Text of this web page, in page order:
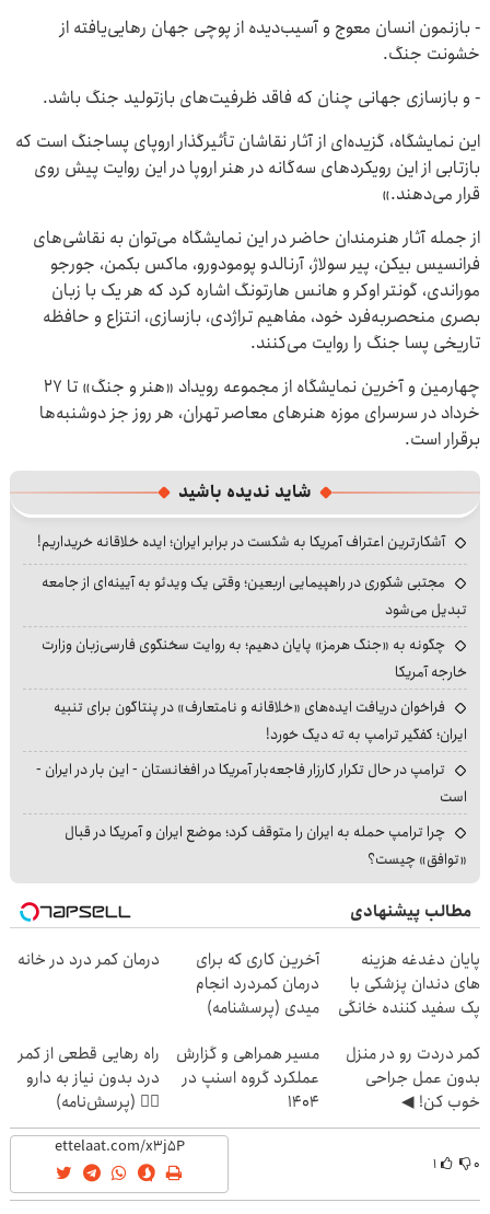
- بازنمون انسان معوج و آسیب‌دیده از پوچی جهان رهایی‌یافته از
خشونت جنگ.
- و بازسازی جهانی چنان که فاقد ظرفیت‌های بازتولید جنگ باشد.
این نمایشگاه، گزیده‌ای از آثار نقاشان تأثیرگذار اروپای پساجنگ است که
بازتابی از این رویکردهای سه‌گانه در هنر اروپا در این روایت پیش روی
قرار می‌دهند.»
از جمله آثار هنرمندان حاضر در این نمایشگاه می‌توان به نقاشی‌های
فرانسیس بیکن، پیر سولاژ، آرنالدو پومودورو، ماکس بکمن، جورجو
موراندی، گونتر اوکر و هانس هارتونگ اشاره کرد که هر یک با زبان
بصری منحصربه‌فرد خود، مفاهیم تراژدی، بازسازی، انتزاع و حافظه‌
تاریخی پسا جنگ را روایت می‌کنند.
چهارمین و آخرین نمایشگاه از مجموعه رویداد «هنر و جنگ» تا ۲۷
خرداد در سرسرای موزه هنرهای معاصر تهران، هر روز جز دوشنبه‌ها
برقرار است.
شاید ندیده باشید
آشکارترین اعتراف آمریکا به شکست در برابر ایران؛ ایده خلاقانه خریداریم!
مجتبی شکوری در راهپیمایی اربعین؛ وقتی یک ویدئو به آیینه‌ای از جامعه
تبدیل می‌شود
چگونه به «جنگ هرمز» پایان دهیم؛ به روایت سخنگوی فارسی‌زبان وزارت
خارجه آمریکا
فراخوان دریافت ایده‌های «خلاقانه و نامتعارف» در پنتاگون برای تنبیه
ایران؛ کفگیر ترامپ به ته دیگ خورد!
ترامپ در حال تکرار کارزار فاجعه‌بار آمریکا در افغانستان - این بار در ایران -
است
چرا ترامپ حمله به ایران را متوقف کرد؛ موضع ایران و آمریکا در قبال
«توافق» چیست؟
مطالب پیشنهادی
پایان دغدغه هزینه
های دندان پزشکی با
پک سفید کننده خانگی
آخرین کاری که برای
درمان کمردرد انجام
میدی (پرسشنامه)
درمان کمر درد در خانه
کمر دردت رو در منزل
بدون عمل جراحی
خوب کن! ◀
پرسش‌نامه ▶
مسیر همراهی و گزارش
عملکرد گروه اسنپ در
۱۴۰۴
راه رهایی قطعی از کمر
درد بدون نیاز به دارو
👈🏻 (پرسش‌نامه)
۰ ۱